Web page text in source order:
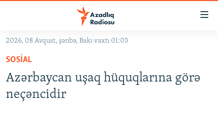
Əsas
qayıt
Əsas
naviqasiyaya
qayıt
GÜNDƏM
#İZAHLA
KORRUPSIOMETR
#ƏSLINDƏ
2026, 08 Avqust, şənbə, Bakı vaxtı 01:03
SOSIAL
Azərbaycan uşaq hüquqlarına görə
neçəncidir